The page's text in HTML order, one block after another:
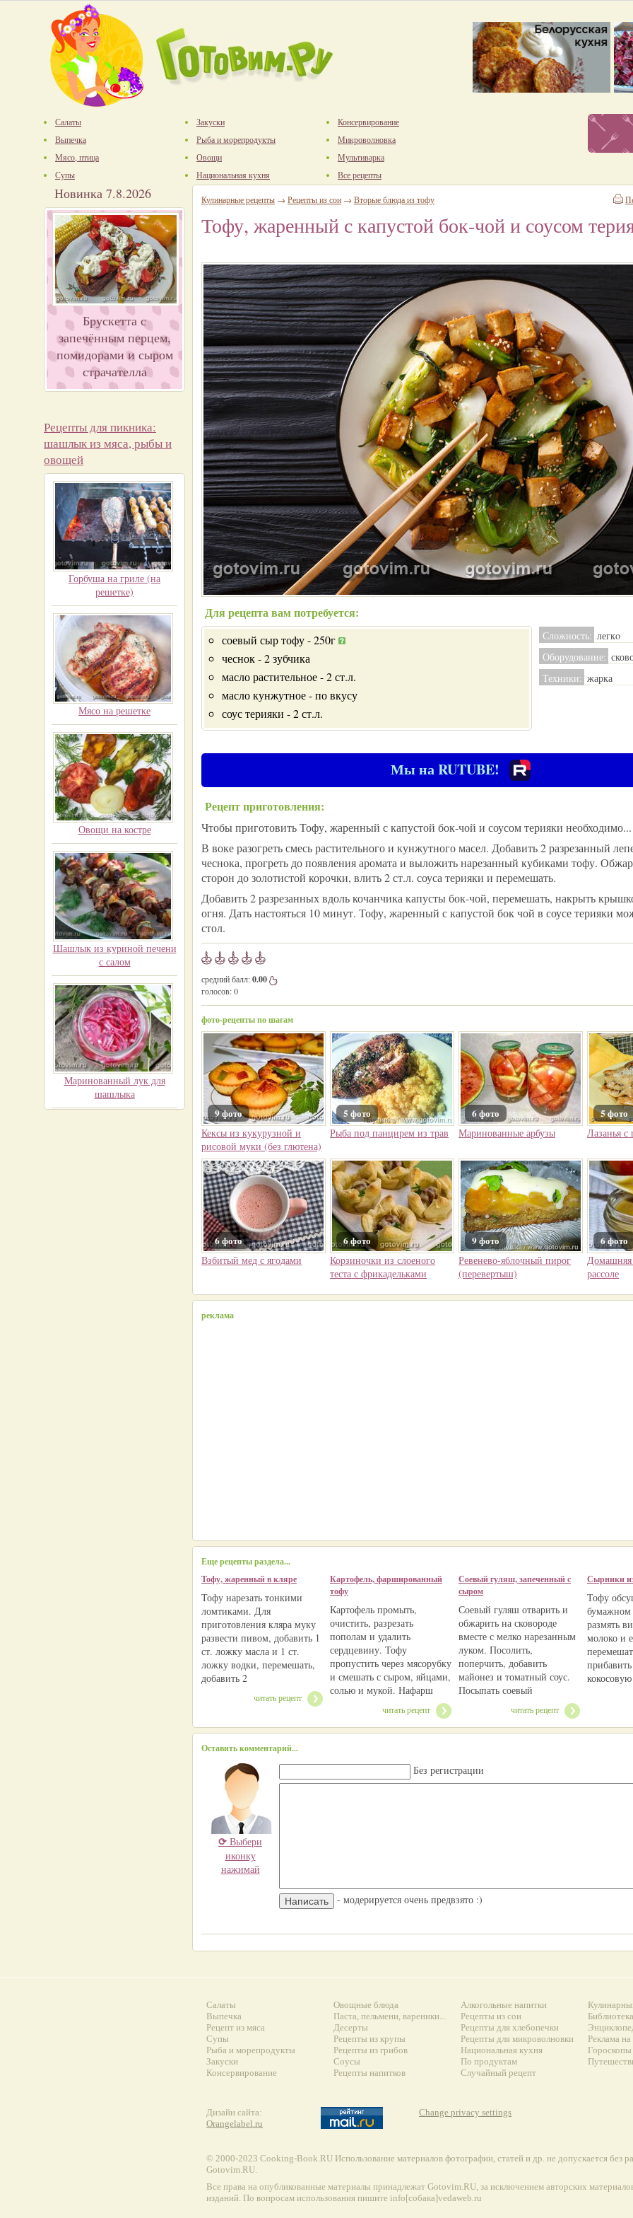
Салаты
Выпечка
Мясо, птица
Супы
Закуски
Рыба и морепродукты
Овощи
Национальная кухня
Консервирование
Микроволновка
Мультиварка
Все рецепты
Новинка 7.8.2026
Брускетта с
запечённым перцем,
помидорами и сыром
страчателла
Рецепты для пикника:
шашлык из мяса, рыбы и
овощей
Горбуша на гриле (на
решетке)
Мясо на решетке
Овощи на костре
Шашлык из куриной печени
с салом
Маринованный лук для
шашлыка
Кулинарные рецепты → Рецепты из сои → Вторые блюда из тофу
Тофу, жаренный с капустой бок-чой и соусом
Сложность: легкo
Оборудование:
Техники: жарка
Для рецепта вам потребуется:
соевый сыр тофу - 250г
чеснок - 2 зубчика
масло растительное - 2 ст.л.
масло кунжутное - по вкусу
соус терияки - 2 ст.л.
Мы на RUTUBE!
Рецепт приготовления:
Чтобы приготовить Тофу, жаренный с капустой бок-чой и соусом терияки необходимо...
В воке разогреть смесь растительного и кунжутного масел. Добавить 2 разрезанный
чеснока, прогреть до появления аромата и выложить нарезанный кубиками тофу.
сторон до золотистой корочки, влить 2 ст.л. соуса терияки и перемешать.
Добавить 2 разрезанных вдоль кочанчика капусты бок-чой, перемешать, накрыть
огня. Дать настояться 10 минут. Тофу, жаренный с капустой бок чой в соусе терияки
стол.
средний балл:0.00
голосов:0
фото-рецепты по шагам
9 фото
Кексы из кукурузной и
рисовой муки (без глютена)
5 фото
Рыба под панцирем из трав
6 фото
Маринованные арбузы
5 фото
Лазанья с
6 фото
Взбитый мед с ягодами
6 фото
Корзиночки из слоеного
теста с фрикадельками
9 фото
Ревенево-яблочный пирог
(перевертыш)
6 фото
Домашняя
рассоле
реклама
Еще рецепты раздела...
Тофу, жаренный в кляре
Тофу нарезать тонкими
ломтиками. Для
приготовления кляра муку
развести пивом, добавить 1
ст. ложку масла и 1 ст.
ложку водки, перемешать,
добавить 2
читать рецепт
Картофель, фаршированный
тофу
Картофель промыть,
очистить, разрезать
пополам и удалить
сердцевину. Тофу
пропустить через мясорубку
и смешать с сыром, яйцами,
солью и мукой. Нафарш
читать рецепт
Соевый гуляш, запеченный с
сыром
Соевый гуляш отварить и
обжарить на сковороде
вместе с мелко нарезанным
луком. Посолить,
поперчить, добавить
майонез и томатный соус.
Посыпать соевый
читать рецепт
Сырники
Тофу
бумажном
размять
молоко и
Оставить комментарий...
⟳ Выбери
иконку
нажимай
Без регистрации
- модерируется очень предвзято :)
Салаты
Выпечка
Рецепт из мяса
Супы
Рыба и морепродукты
Закуски
Консервирование
Овощные блюда
Паста, пельмени, вареники...
Десерты
Рецепты из крупы
Рецепты из грибов
Соусы
Рецепты напитков
Алкогольные напитки
Рецепты из сои
Рецепты для хлебопечки
Рецепты для микроволновки
Национальная кухня
По продуктам
Случайный рецепт
Библиотека
Реклама на
Дизайн сайта:
Orangelabel.ru
Change privacy settings
© 2000-2023 Сooking-Book.RU Использование материалов фотографии, статей и др. не допускается без
Gotovim.RU.
Все права на опубликованные материалы принадлежат Gotovim.RU, за исключением авторских
изданий. По вопросам использования пишите info[собака]vedaweb.ru